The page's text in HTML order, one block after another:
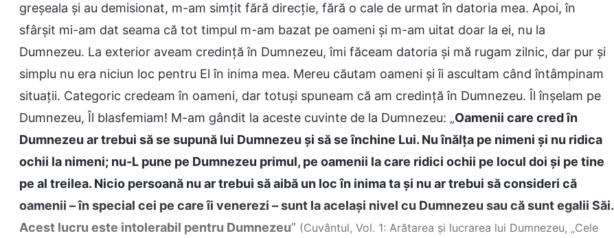
greșeala și au demisionat, m-am simțit fără direcție, fără o cale de urmat în datoria mea. Apoi, în
sfârșit mi-am dat seama că tot timpul m-am bazat pe oameni și m-am uitat doar la ei, nu la
Dumnezeu. La exterior aveam credință în Dumnezeu, îmi făceam datoria și mă rugam zilnic, dar pur și
simplu nu era niciun loc pentru El în inima mea. Mereu căutam oameni și îi ascultam când întâmpinam
situații. Categoric credeam în oameni, dar totuși spuneam că am credință în Dumnezeu. Îl înșelam pe
Dumnezeu, Îl blasfemiam! M-am gândit la aceste cuvinte de la Dumnezeu: „Oamenii care cred în
Dumnezeu ar trebui să se supună lui Dumnezeu și să se închine Lui. Nu înălța pe nimeni și nu ridica
ochii la nimeni; nu-L pune pe Dumnezeu primul, pe oamenii la care ridici ochii pe locul doi și pe tine
pe al treilea. Nicio persoană nu ar trebui să aibă un loc în inima ta și nu ar trebui să consideri că
oamenii – în special cei pe care îi venerezi – sunt la același nivel cu Dumnezeu sau că sunt egalii Săi.
Acest lucru este intolerabil pentru Dumnezeu” (Cuvântul, Vol. 1: Arătarea și lucrarea lui Dumnezeu, „Cele